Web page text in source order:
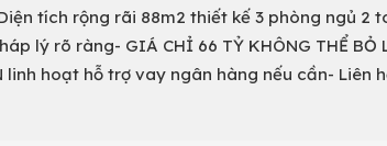
tích rộng rãi 88m2 thiết kế 3 phòng ngủ 2
lý rõ ràng- GIÁ CHỈ 66 TỶ KHÔNG THỂ BỎ
hoạt hỗ trợ vay ngân hàng nếu cần- Liên